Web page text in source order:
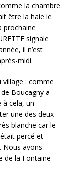
la chambre
être la haie le
prochaine
signale
il n’est
midi.
village : comme
Boucagny a
à cela, un
une des deux
blanche car le
percé et
Nous avons
de la Fontaine